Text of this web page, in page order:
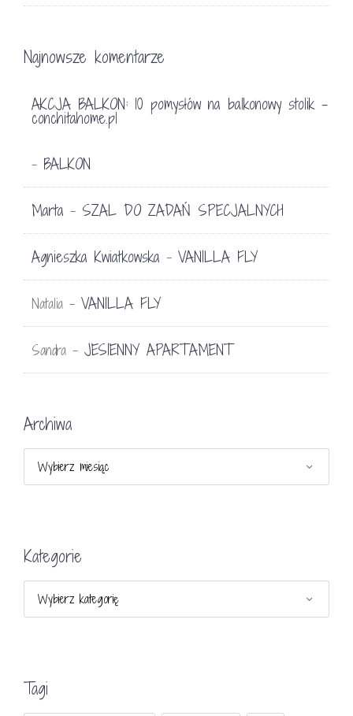
Najnowsze komentarze
AKCJA BALKON: 10 pomysłów na balkonowy stolik -
conchitahome.pl
- BALKON
Marta - SZAL DO ZADAŃ SPECJALNYCH
Agnieszka Kwiatkowska - VANILLA FLY
Natalia - VANILLA FLY
Sandra - JESIENNY APARTAMENT
Archiwa
Kategorie
Tagi